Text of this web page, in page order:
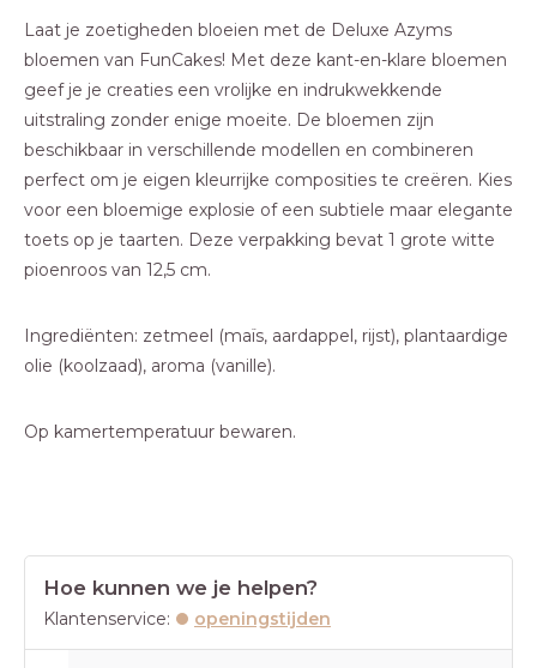
Laat je zoetigheden bloeien met de Deluxe Azyms
bloemen van FunCakes! Met deze kant-en-klare bloemen
geef je je creaties een vrolijke en indrukwekkende
uitstraling zonder enige moeite. De bloemen zijn
beschikbaar in verschillende modellen en combineren
perfect om je eigen kleurrijke composities te creëren. Kies
voor een bloemige explosie of een subtiele maar elegante
toets op je taarten. Deze verpakking bevat 1 grote witte
pioenroos van 12,5 cm.
Ingrediënten: zetmeel (maïs, aardappel, rijst), plantaardige
olie (koolzaad), aroma (vanille).
Op kamertemperatuur bewaren.
Hoe kunnen we je helpen?
Klantenservice: openingstijden